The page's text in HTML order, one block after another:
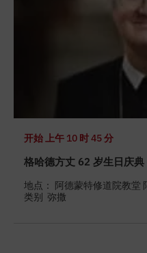
开始上午 10 时 45 分
格哈德方丈 62 岁生日庆
地点： 阿德蒙特修道院教堂
类别 弥撒